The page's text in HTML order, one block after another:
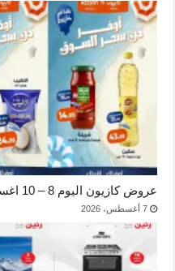
عروض كازيون اليوم 8 – 10 اغسطس 2026
7 أغسطس، 2026